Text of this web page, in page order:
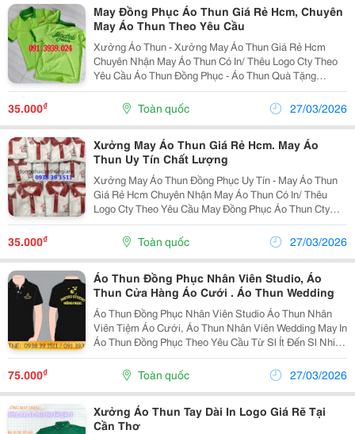
May Đồng Phục Áo Thun Giá Rẻ Hcm, Chuyên
May Áo Thun Theo Yêu Cầu
Xưởng Áo Thun - Xưởng May Áo Thun Giá Rẻ Hcm
Chuyên Nhận May Áo Thun Có In/ Thêu Logo Cty Theo
Yêu Cầu Áo Thun Đồng Phục - Áo Thun Quà Tặng
Quảng Cáo Giá Rẻ May In Áo Thun Theo Yêu Cầu Địa
Chỉ May Áo Thun May Áo Thun Giá Rẻ Hcm Tham...
35.000₫ Toàn quốc 27/03/2026
Xưởng May Áo Thun Giá Rẻ Hcm. May Áo
Thun Uy Tín Chất Lượng
Xưởng May Áo Thun Đồng Phục Uy Tín - May Áo Thun
Giá Rẻ Hcm Chuyên Nhận May Áo Thun Có In/ Thêu
Logo Cty Theo Yêu Cầu May Đồng Phục Áo Thun Cty
Xưởng Áo Thun - Xưởng Chuyên May Áo Thun May In/
Thêu Áo Thun Đồng Phục Giá Rẻ Tại Hcm Tham...
35.000₫ Toàn quốc 27/03/2026
Áo Thun Đồng Phục Nhân Viên Studio, Áo
Thun Cửa Hàng Áo Cưới . Áo Thun Wedding
Áo Thun Đồng Phục Nhân Viên Studio Áo Thun Nhân
Viên Tiệm Áo Cưới, Áo Thun Nhân Viên Wedding May In
Áo Thun Đồng Phục Theo Yêu Cầu Từ Sl Ít Đến Sl Nhiều
Xưởng Áo Thun Xưởng Chuyên May In Áo Thun Theo
Yêu Cầu Áo Thun Quà Tặng Áo Thun...
75.000₫ Toàn quốc 27/03/2026
Xưởng Áo Thun Tay Dài In Logo Giá Rẽ Tại
Cần Thơ